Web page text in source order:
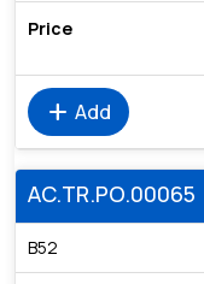
add Add
AC.TR.PO.00065
B52